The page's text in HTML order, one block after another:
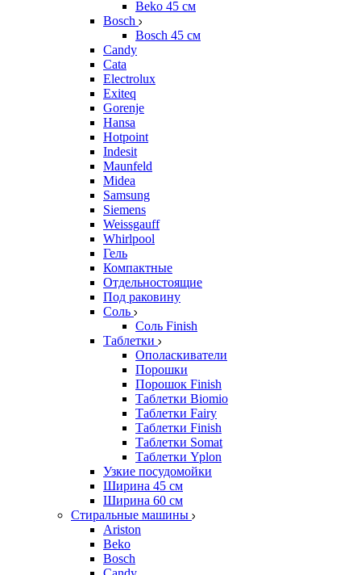
Beko 45 см
Bosch
Bosch 45 см
Candy
Cata
Electrolux
Exiteq
Gorenje
Hansa
Hotpoint
Indesit
Maunfeld
Midea
Samsung
Siemens
Weissgauff
Whirlpool
Гель
Компактные
Отдельностоящие
Под раковину
Соль
Соль Finish
Таблетки
Ополаскиватели
Порошки
Порошок Finish
Таблетки Biomio
Таблетки Fairy
Таблетки Finish
Таблетки Somat
Таблетки Yplon
Узкие посудомойки
Ширина 45 см
Ширина 60 см
Стиральные машины
Ariston
Beko
Bosch